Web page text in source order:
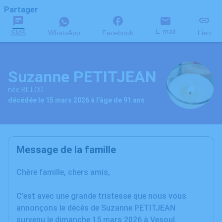
Partager
SMS WhatsApp Facebook E-mail Lien
Suzanne PETITJEAN
née BILLOD
décédée le 15 mars 2026 à l'âge de 91 ans
Message de la famille
Chère famille, chers amis,
C’est avec une grande tristesse que nous vous
annonçons le décès de Suzanne PETITJEAN
survenu le dimanche 15 mars 2026 à Vesoul.